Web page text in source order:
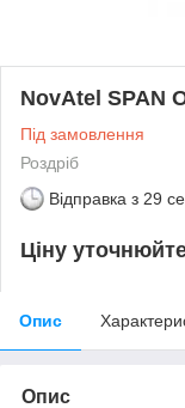
NovAtel SPAN
Під замовлення
Роздріб
Відправка з 29
Ціну
Опис
Опис